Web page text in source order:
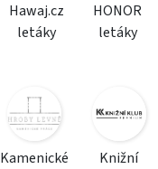
Hawaj.cz
letáky
HONOR
letáky
Kamenické
Knižní